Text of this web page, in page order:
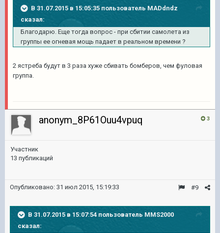
В 31.07.2015 в 15:05:35 пользователь MADdndz
сказал:
Благодарю. Еще тогда вопрос - при сбитии самолета из
группы ее огневая мощь падает в реальном времени ?
2 ястреба будут в 3 раза хуже сбивать бомберов, чем фуловая
группа.
3
anonym_8P61Ouu4vpuq
Участник
13 публикаций
#9
Опубликовано: 31 июл 2015, 15:19:33
В 31.07.2015 в 15:07:54 пользователь MMS2000
сказал: